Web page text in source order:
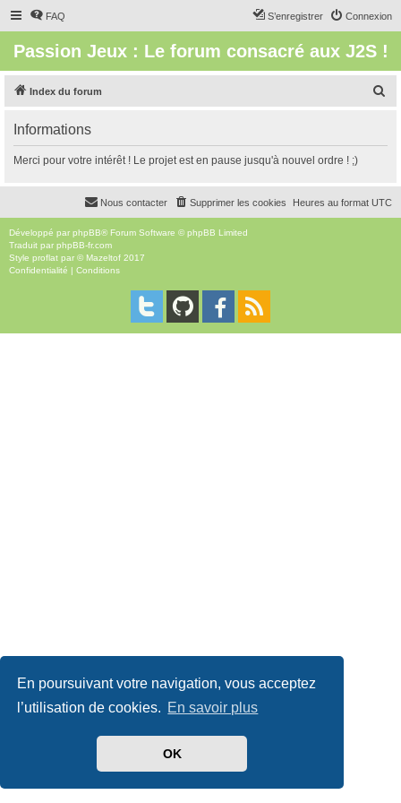
En poursuivant votre navigation, vous acceptez
l’utilisation de cookies. En savoir plus
OK
FAQ Connexion
S’enregistrer
Passion Jeux : Le forum consacré aux J2S !
Index du forum
r
c
Informations
Merci pour votre intérêt ! Le projet est en pause jusqu'à nouvel ordre ! ;)
Heures au format UTC
Supprimer les cookies
Nous contacter
Développé par phpBB® Forum Software © phpBB Limited
Traduit par phpBB-fr.com
Style proflat par © Mazeltof 2017
Confidentialité | Conditions